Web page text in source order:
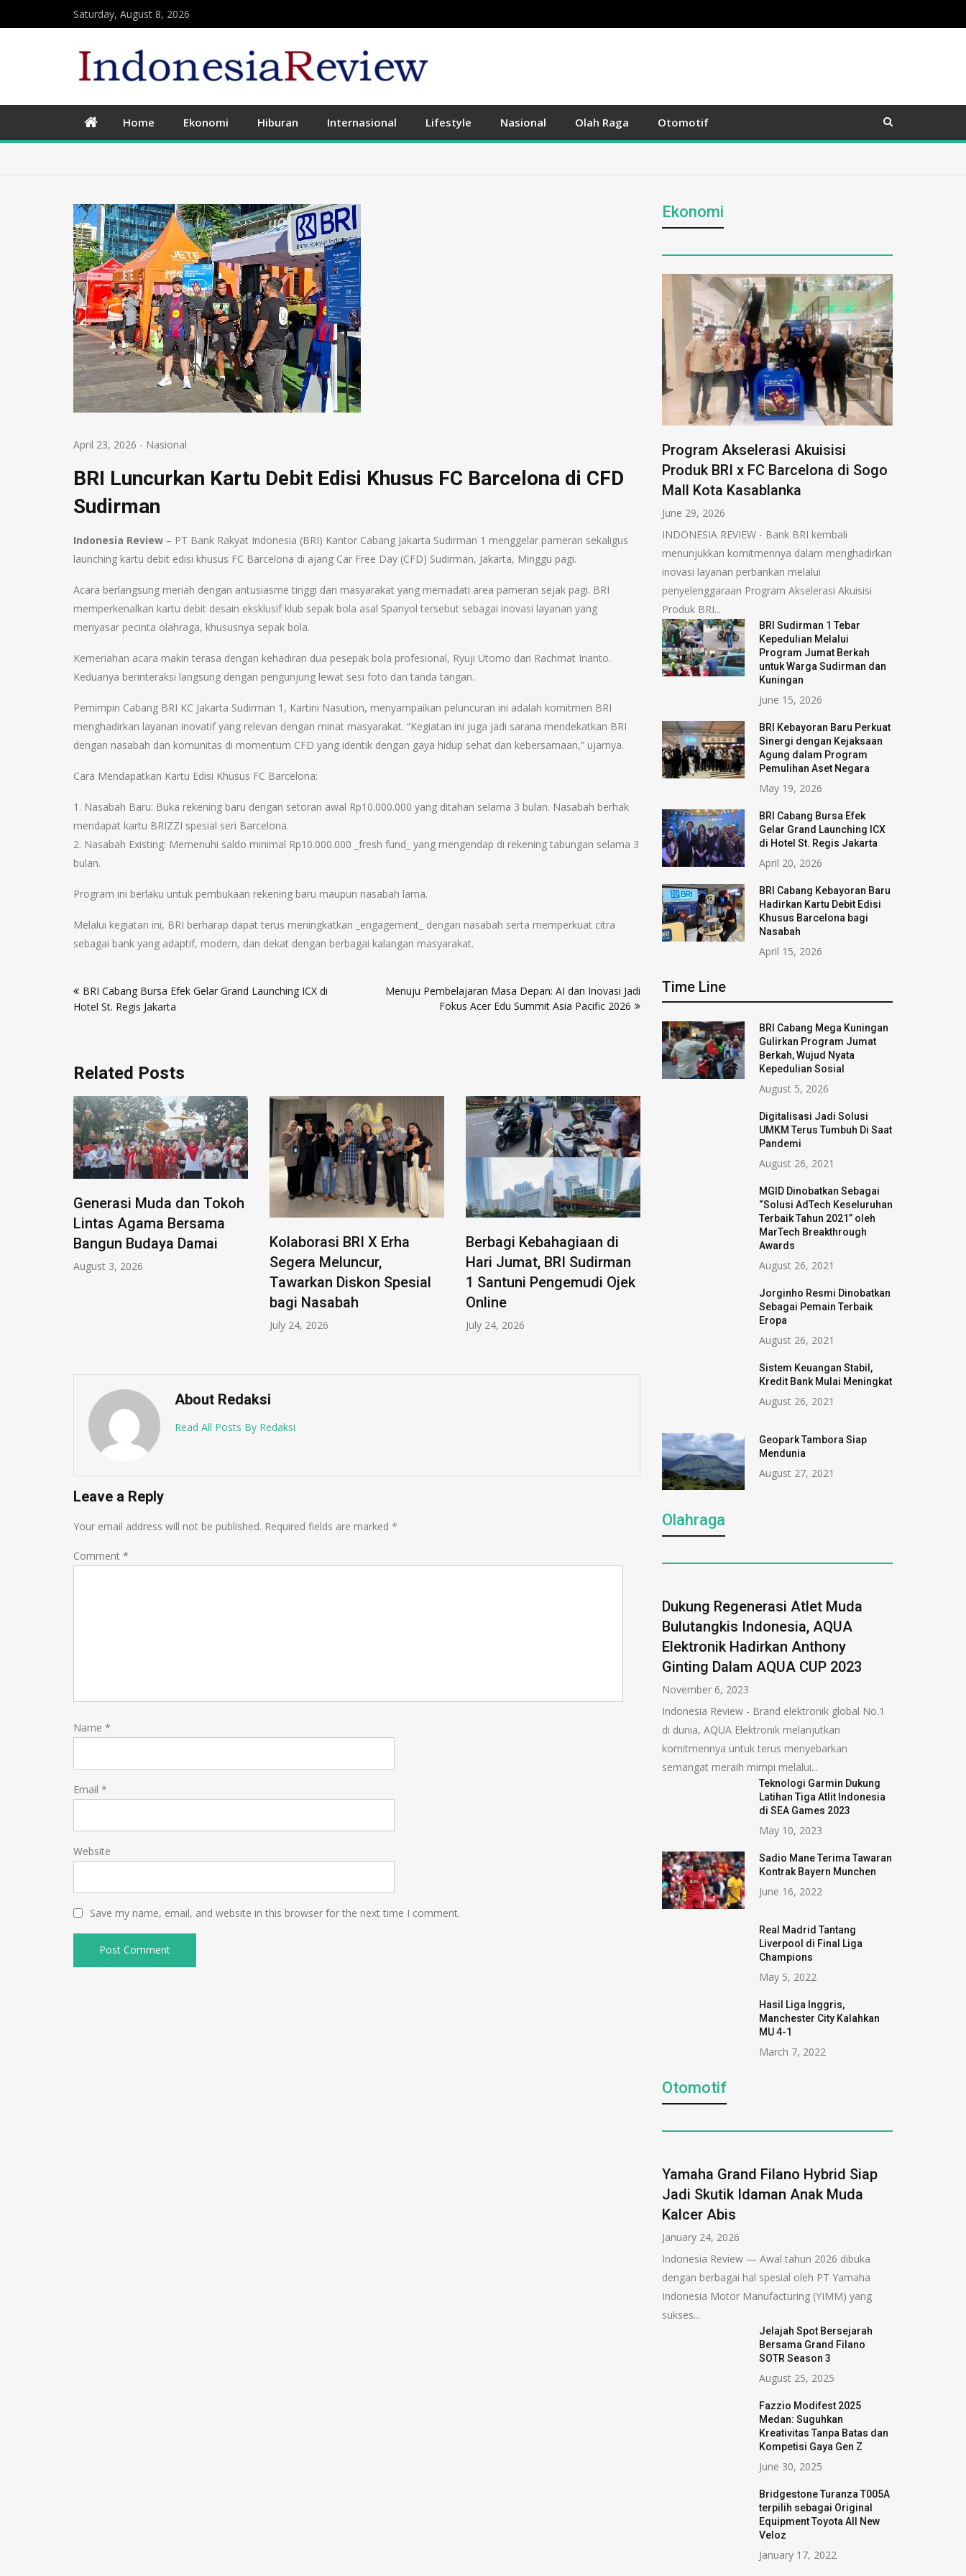
Saturday, August 8, 2026
Home Ekonomi Hiburan Internasional Lifestyle Nasional Olah Raga Otomotif
April 23, 2026 - Nasional
BRI Luncurkan Kartu Debit Edisi Khusus FC Barcelona di CFD
Sudirman
Indonesia Review – PT Bank Rakyat Indonesia (BRI) Kantor Cabang Jakarta Sudirman 1 menggelar pameran sekaligus
launching kartu debit edisi khusus FC Barcelona di ajang Car Free Day (CFD) Sudirman, Jakarta, Minggu pagi.
Acara berlangsung meriah dengan antusiasme tinggi dari masyarakat yang memadati area pameran sejak pagi. BRI
memperkenalkan kartu debit desain eksklusif klub sepak bola asal Spanyol tersebut sebagai inovasi layanan yang
menyasar pecinta olahraga, khususnya sepak bola.
Kemeriahan acara makin terasa dengan kehadiran dua pesepak bola profesional, Ryuji Utomo dan Rachmat Irianto.
Keduanya berinteraksi langsung dengan pengunjung lewat sesi foto dan tanda tangan.
Pemimpin Cabang BRI KC Jakarta Sudirman 1, Kartini Nasution, menyampaikan peluncuran ini adalah komitmen BRI
menghadirkan layanan inovatif yang relevan dengan minat masyarakat. “Kegiatan ini juga jadi sarana mendekatkan BRI
dengan nasabah dan komunitas di momentum CFD yang identik dengan gaya hidup sehat dan kebersamaan,” ujarnya.
Cara Mendapatkan Kartu Edisi Khusus FC Barcelona:
1. Nasabah Baru: Buka rekening baru dengan setoran awal Rp10.000.000 yang ditahan selama 3 bulan. Nasabah berhak
mendapat kartu BRIZZI spesial seri Barcelona.
2. Nasabah Existing: Memenuhi saldo minimal Rp10.000.000 _fresh fund_ yang mengendap di rekening tabungan selama 3
bulan.
Program ini berlaku untuk pembukaan rekening baru maupun nasabah lama.
Melalui kegiatan ini, BRI berharap dapat terus meningkatkan _engagement_ dengan nasabah serta memperkuat citra
sebagai bank yang adaptif, modern, dan dekat dengan berbagai kalangan masyarakat.
navigation
BRI Cabang Bursa Efek Gelar Grand Launching ICX di
Hotel St. Regis Jakarta
Menuju Pembelajaran Masa Depan: AI dan Inovasi Jadi
Fokus Acer Edu Summit Asia Pacific 2026
Related Posts
Generasi Muda dan Tokoh
Lintas Agama Bersama
Bangun Budaya Damai
August 3, 2026
Kolaborasi BRI X Erha
Segera Meluncur,
Tawarkan Diskon Spesial
bagi Nasabah
July 24, 2026
Berbagi Kebahagiaan di
Hari Jumat, BRI Sudirman
1 Santuni Pengemudi Ojek
Online
July 24, 2026
Hari Anak, Morinaga Ajak
Dukung Potensi Si Kecil
BRI Cabang
Wujud Nyata
Sosial
About Redaksi
Read All Posts By Redaksi
Leave a Reply
Your email address will not be published. Required fields are marked *
Comment *
Name *
Email *
Website
Save my name, email, and website in this browser for the next time I comment.
Ekonomi
Program Akselerasi Akuisisi
Produk BRI x FC Barcelona di Sogo
Mall Kota Kasablanka
June 29, 2026
INDONESIA REVIEW - Bank BRI kembali
menunjukkan komitmennya dalam menghadirkan
inovasi layanan perbankan melalui
penyelenggaraan Program Akselerasi Akuisisi
Produk BRI...
BRI Sudirman 1 Tebar
Kepedulian Melalui
Program Jumat Berkah
untuk Warga Sudirman dan
Kuningan
June 15, 2026
BRI Kebayoran Baru Perkuat
Sinergi dengan Kejaksaan
Agung dalam Program
Pemulihan Aset Negara
May 19, 2026
BRI Cabang Bursa Efek
Gelar Grand Launching ICX
di Hotel St. Regis Jakarta
April 20, 2026
BRI Cabang Kebayoran Baru
Hadirkan Kartu Debit Edisi
Khusus Barcelona bagi
Nasabah
April 15, 2026
Time Line
BRI Cabang Mega Kuningan
Gulirkan Program Jumat
Berkah, Wujud Nyata
Kepedulian Sosial
August 5, 2026
Digitalisasi Jadi Solusi
UMKM Terus Tumbuh Di Saat
Pandemi
August 26, 2021
MGID Dinobatkan Sebagai
“Solusi AdTech Keseluruhan
Terbaik Tahun 2021” oleh
MarTech Breakthrough
Awards
August 26, 2021
Jorginho Resmi Dinobatkan
Sebagai Pemain Terbaik
Eropa
August 26, 2021
Sistem Keuangan Stabil,
Kredit Bank Mulai Meningkat
August 26, 2021
Geopark Tambora Siap
Mendunia
August 27, 2021
Olahraga
Dukung Regenerasi Atlet Muda
Bulutangkis Indonesia, AQUA
Elektronik Hadirkan Anthony
Ginting Dalam AQUA CUP 2023
November 6, 2023
Indonesia Review - Brand elektronik global No.1
di dunia, AQUA Elektronik melanjutkan
komitmennya untuk terus menyebarkan
semangat meraih mimpi melalui...
Teknologi Garmin Dukung
Latihan Tiga Atlit Indonesia
di SEA Games 2023
May 10, 2023
Sadio Mane Terima Tawaran
Kontrak Bayern Munchen
June 16, 2022
Real Madrid Tantang
Liverpool di Final Liga
Champions
May 5, 2022
Hasil Liga Inggris,
Manchester City Kalahkan
MU 4-1
March 7, 2022
Otomotif
Yamaha Grand Filano Hybrid Siap
Jadi Skutik Idaman Anak Muda
Kalcer Abis
January 24, 2026
Indonesia Review — Awal tahun 2026 dibuka
dengan berbagai hal spesial oleh PT Yamaha
Indonesia Motor Manufacturing (YIMM) yang
sukses...
Jelajah Spot Bersejarah
Bersama Grand Filano
SOTR Season 3
August 25, 2025
Fazzio Modifest 2025
Medan: Suguhkan
Kreativitas Tanpa Batas dan
Kompetisi Gaya Gen Z
June 30, 2025
Bridgestone Turanza T005A
terpilih sebagai Original
Equipment Toyota All New
Veloz
January 17, 2022